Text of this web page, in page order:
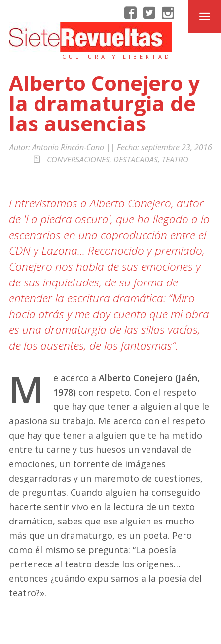
CULTURA Y LIBERTAD
Alberto Conejero y
la dramaturgia de
las ausencias
Autor:Antonio Rincón-Cano || Fecha:septiembre 23, 2016
CONVERSACIONES, DESTACADAS, TEATRO
Entrevistamos a Alberto Conejero, autor
de 'La piedra oscura', que ha llegado a lo
escenarios en una coproducción entre el
CDN y Lazona... Reconocido y premiado,
Conejero nos habla de sus emociones y
de sus inquietudes, de su forma de
entender la escritura dramática: “Miro
hacia atrás y me doy cuenta que mi obra
es una dramaturgia de las sillas vacías,
de los ausentes, de los fantasmas”.
M e acerco aAlberto Conejero (Jaén,
1978) con respeto. Con el respeto
que hay que tener a alguien al que le
apasiona su trabajo. Me acerco con el respeto
que hay que tener a alguien que te ha metido
entre tu carne y tus huesos un vendaval de
emociones, un torrente de imágenes
desgarradoras y un maremoto de cuestiones,
de preguntas. Cuando alguien ha conseguido
hacerte sentir vivo en la lectura de un texto
dramático, sabes que ese alguien es mucho
más que un dramaturgo, es un poeta. Pero
como él mismo se pregunta: “La poesía
pertenece al teatro desde los orígenes…
entonces ¿cuándo expulsamos a la poesía del
teatro?».